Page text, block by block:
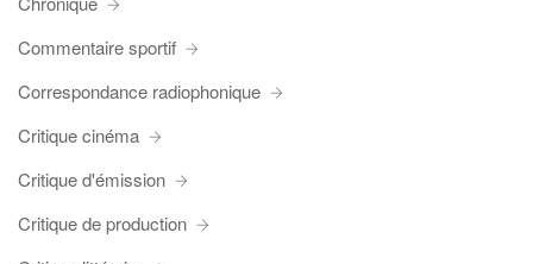
Commentaire sportif
Correspondance radiophonique
Critique cinéma
Critique d'émission
Critique de production